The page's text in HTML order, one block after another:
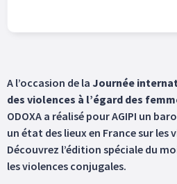
A l’occasion de la Journée
des violences à l’égard des
ODOXA a réalisé pour AGIPI un
un état des lieux en France sur les
Découvrez l’édition spéciale du
les violences conjugales.